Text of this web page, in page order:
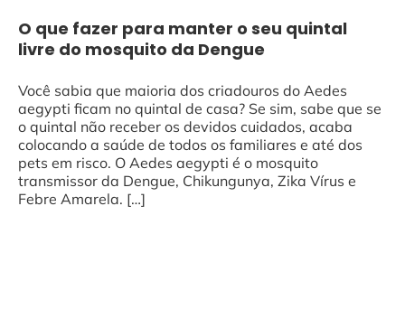
O que fazer para manter o seu quintal
livre do mosquito da Dengue
Você sabia que maioria dos criadouros do Aedes
aegypti ficam no quintal de casa? Se sim, sabe que se
o quintal não receber os devidos cuidados, acaba
colocando a saúde de todos os familiares e até dos
pets em risco. O Aedes aegypti é o mosquito
transmissor da Dengue, Chikungunya, Zika Vírus e
Febre Amarela. […]